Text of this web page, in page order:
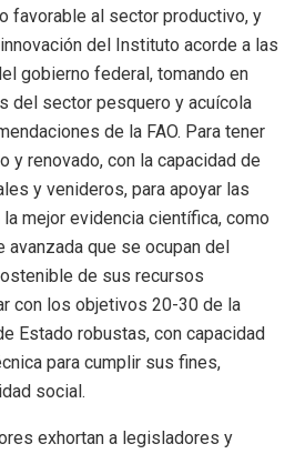
favorable al sector productivo, y
del Instituto acorde a las
gobierno federal, tomando en
del sector pesquero y acuícola
de la FAO. Para tener
y renovado, con la capacidad de
y venideros, para apoyar las
mejor evidencia científica, como
avanzada que se ocupan del
de sus recursos
con los objetivos 20-30 de la
Estado robustas, con capacidad
para cumplir sus fines,
social.
exhortan a legisladores y